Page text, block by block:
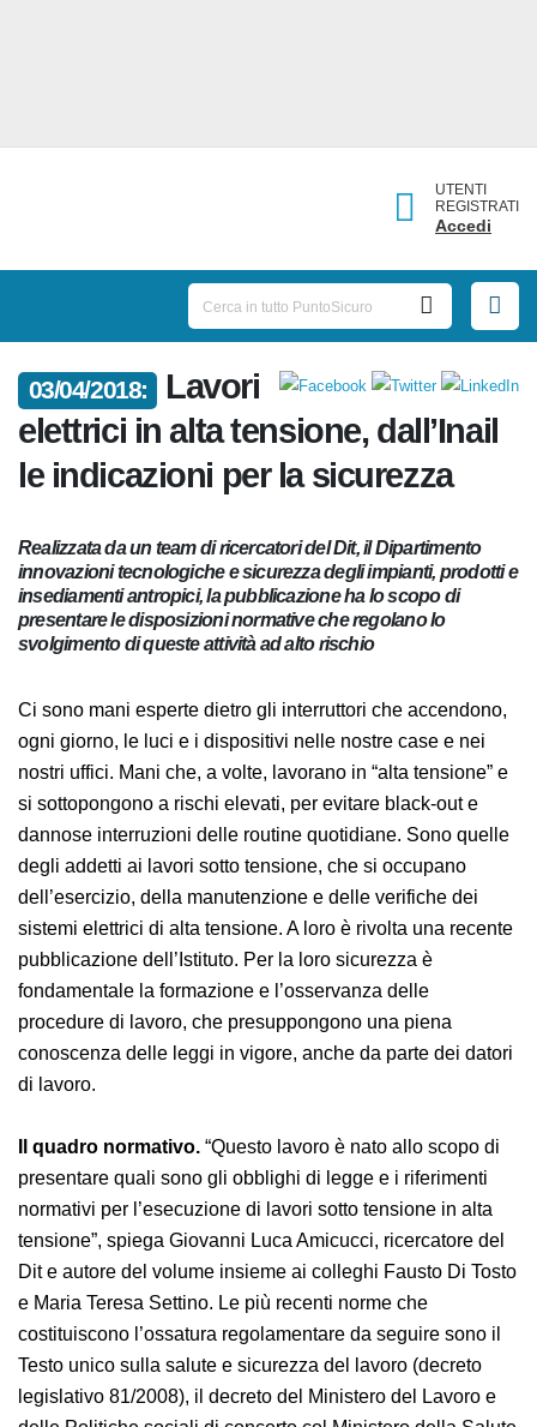
UTENTI
REGISTRATI
Accedi
03/04/2018:
Lavori elettrici in alta tensione,
dall’Inail le indicazioni per la
Realizzata da un team di ricercatori del Dit, il Dipartimento
innovazioni tecnologiche e sicurezza degli impianti,
prodotti e insediamenti antropici, la pubblicazione ha lo
Ci sono mani esperte dietro gli interruttori che
accendono, ogni giorno, le luci e i dispositivi nelle
nostre case e nei nostri uffici. Mani che, a volte,
lavorano in “alta tensione” e si sottopongono a rischi
elevati, per evitare black-out e dannose interruzioni
delle routine quotidiane. Sono quelle degli addetti ai
lavori sotto tensione, che si occupano dell’esercizio,
della manutenzione e delle verifiche dei sistemi elettrici
di alta tensione. A loro è rivolta una recente
pubblicazione dell’Istituto. Per la loro sicurezza è
fondamentale la formazione e l’osservanza delle
procedure di lavoro, che presuppongono una piena
datori di lavoro.
Il quadro normativo.“Questo lavoro è nato allo scopo
di presentare quali sono gli obblighi di legge e i
riferimenti normativi per l’esecuzione di lavori sotto
tensione in alta tensione”, spiega Giovanni Luca
Amicucci, ricercatore del Dit e autore del volume
insieme ai colleghi Fausto Di Tosto e Maria Teresa
Settino. Le più recenti norme che costituiscono